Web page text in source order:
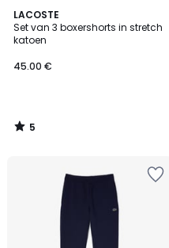
LACOSTE
Set van 3 boxershorts in stretch
katoen
45.00 €
5
/
5
5
/